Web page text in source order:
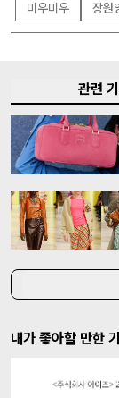
미우미우 장원
관련
내가 좋아할 만한